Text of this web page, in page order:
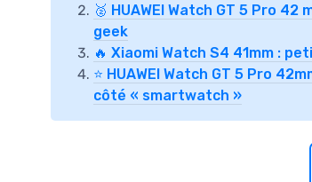
🥈 HUAWEI Watch GT 5 Pro
geek
🔥 Xiaomi Watch S4 41mm :
⭐ HUAWEI Watch GT 5 Pro
côté « smartwatch »